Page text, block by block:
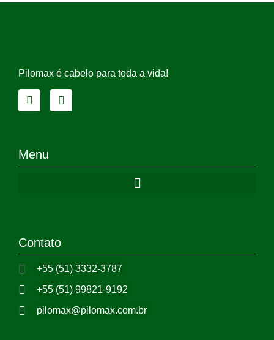
Pilomax é cabelo para toda a vida!
Menu
Contato
+55 (51) 3332-3787
+55 (51) 99821-9192
pilomax@pilomax.com.br